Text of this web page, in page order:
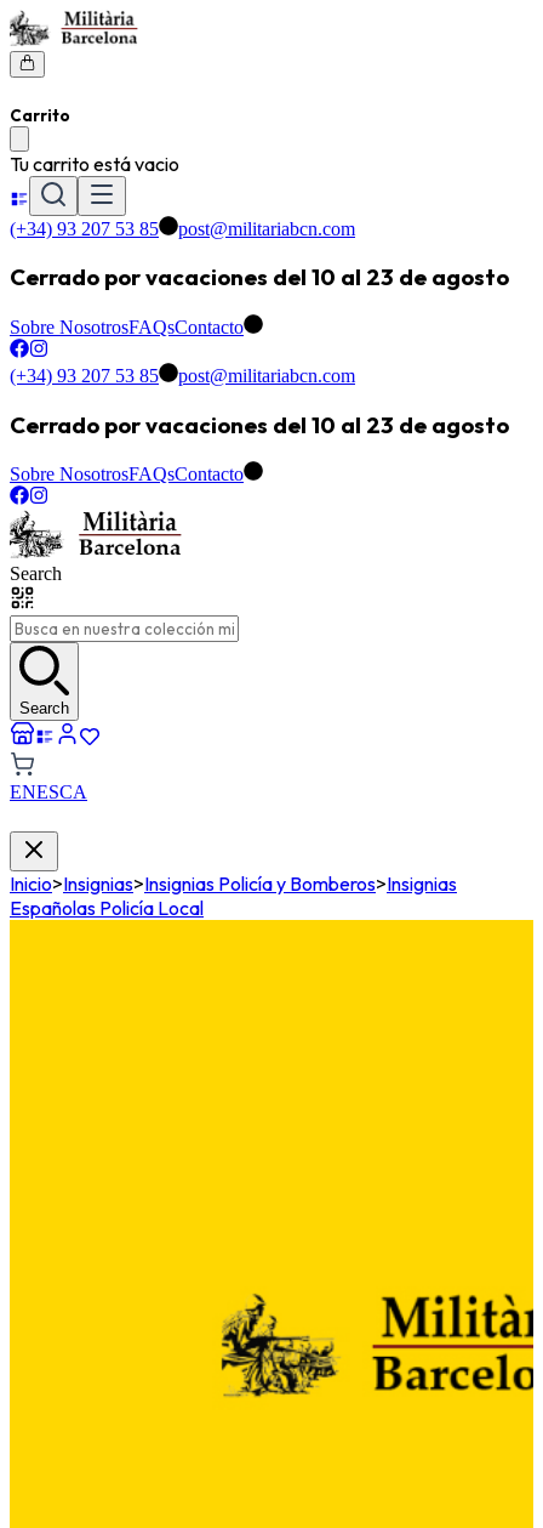
Carrito
Tu carrito está vacio
(+34) 93 207 53 85 post@militariabcn.com
Cerrado por vacaciones del 10 al 23 de agosto
Sobre NosotrosFAQsContacto
(+34) 93 207 53 85 post@militariabcn.com
Cerrado por vacaciones del 10 al 23 de agosto
Sobre NosotrosFAQsContacto
Search
Search
ENESCA
Inicio>Insignias>Insignias Policía y Bomberos>Insignias
Españolas Policía Local